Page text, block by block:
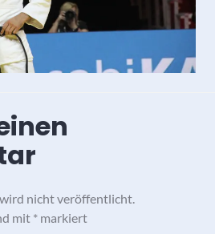
nicht veröffentlicht.
mit * markiert